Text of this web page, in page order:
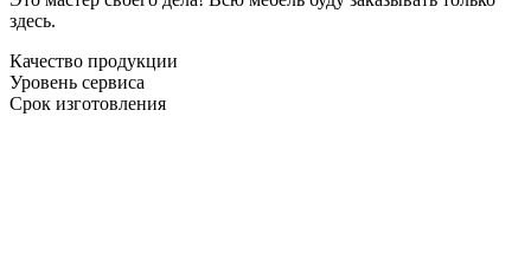
здесь.
Качество продукции
Уровень сервиса
Срок изготовления